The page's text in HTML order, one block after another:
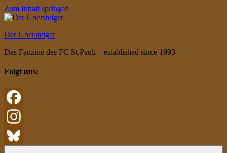
Zum Inhalt springen
Der Übersteiger
Das Fanzine des FC St.Pauli – established since 1993
Folgt uns:
Facebook
Instagram